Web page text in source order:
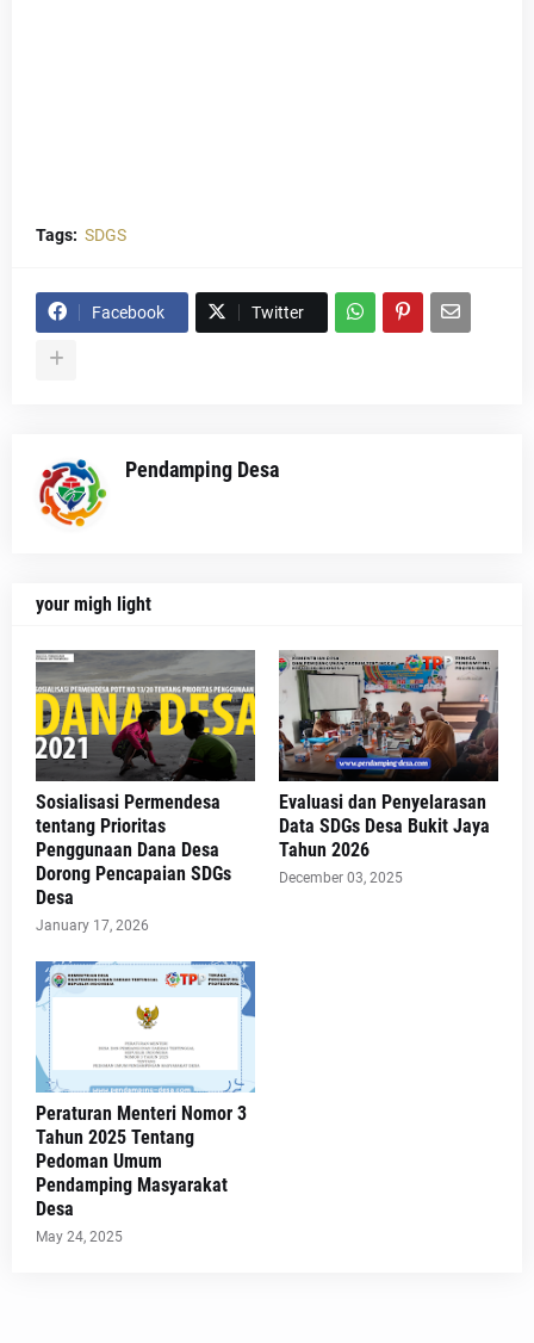
Tags: SDGS
Facebook Twitter
Pendamping Desa
your migh light
Sosialisasi Permendesa
tentang Prioritas
Penggunaan Dana Desa
Dorong Pencapaian SDGs
Desa
January 17, 2026
Evaluasi dan Penyelarasan
Data SDGs Desa Bukit Jaya
Tahun 2026
December 03, 2025
Peraturan Menteri Nomor 3
Tahun 2025 Tentang
Pedoman Umum
Pendamping Masyarakat
Desa
May 24, 2025